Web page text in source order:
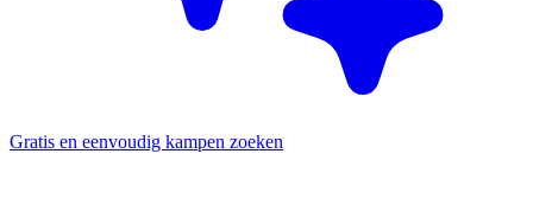
Gratis en eenvoudig kampen zoeken